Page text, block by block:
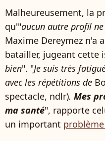
Malheureusement, la
qu'"aucun autre profil
Maxime Dereymez n'a
batailler, jugeant cette
bien". "Je suis très
avec les répétitions de
spectacle, ndlr). Mes
ma santé", rapporte
un important